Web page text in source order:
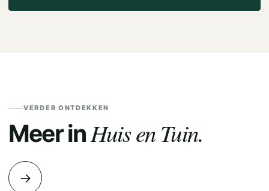
VERDER ONTDEKKEN
Meer inHuis en Tuin.
→